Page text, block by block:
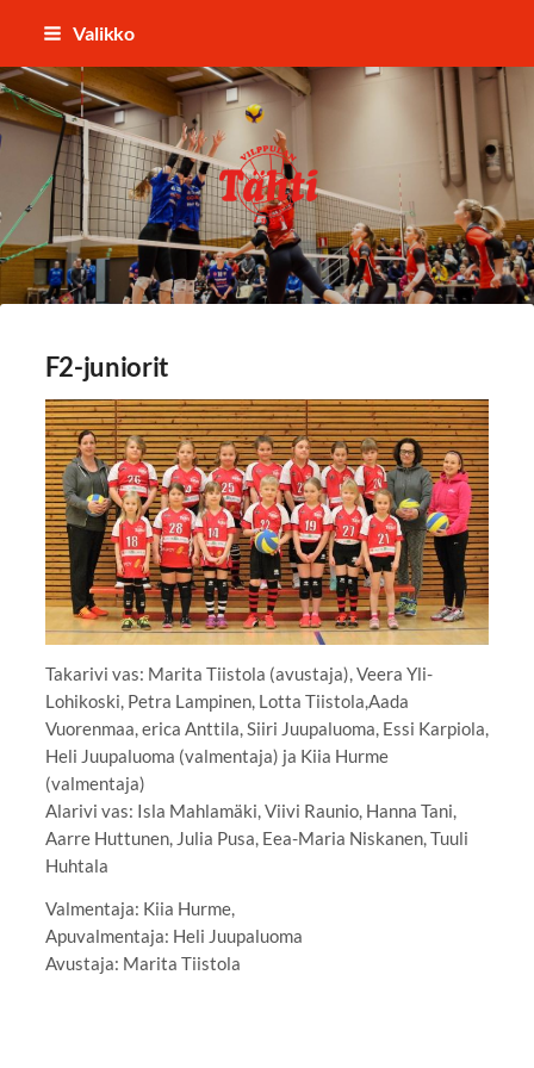
Siirry
sisältöön
Valikko
Vilppulan Tähti ry
F2-juniorit
Takarivi vas: Marita Tiistola (avustaja), Veera Yli-
Lohikoski, Petra Lampinen, Lotta Tiistola,Aada
Vuorenmaa, erica Anttila, Siiri Juupaluoma, Essi Karpiola,
Heli Juupaluoma (valmentaja) ja Kiia Hurme
(valmentaja)
Alarivi vas: Isla Mahlamäki, Viivi Raunio, Hanna Tani,
Aarre Huttunen, Julia Pusa, Eea-Maria Niskanen, Tuuli
Huhtala
Valmentaja: Kiia Hurme,
Apuvalmentaja: Heli Juupaluoma
Avustaja: Marita Tiistola